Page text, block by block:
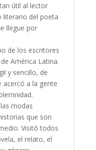
útil al lector
literario del poeta
llegue por
de los escritores
América Latina.
y sencillo, de
acercó a la gente
modas
que son
Visitó todos
el relato, el